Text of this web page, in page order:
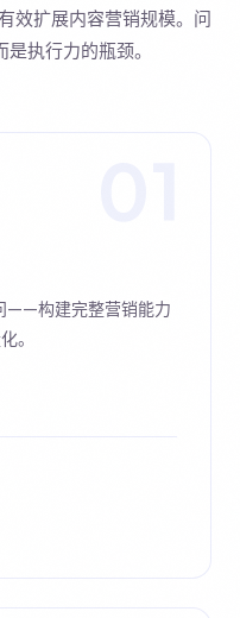
效扩展内容营销规模。问
执行力的瓶颈。
——构建完整营销能力
。